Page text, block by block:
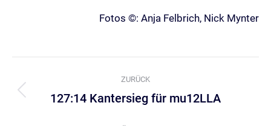
Fotos ©: Anja Felbrich, Nick Mynter
Kommentarnavigation
ZURÜCK
Vorheriger
127:14 Kantersieg für mu12LLA